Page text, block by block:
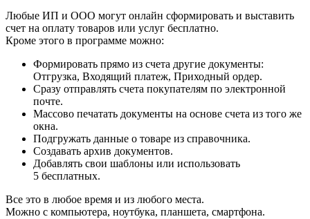
Любые ИП и ООО могут онлайн сформировать и выставить
счет на оплату товаров или услуг бесплатно.
Кроме этого в программе можно:
Формировать прямо из счета другие документы:
Отгрузка, Входящий платеж, Приходный ордер.
Сразу отправлять счета покупателям по электронной
почте.
Массово печатать документы на основе счета из того же
окна.
Подгружать данные о товаре из справочника.
Создавать архив документов.
Добавлять свои шаблоны или использовать
5 бесплатных.
Все это в любое время и из любого места.
Можно с компьютера, ноутбука, планшета, смартфона.